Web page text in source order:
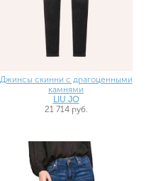
Джинсы скинни с драгоценными
камнями
LIU JO
21 714 руб.